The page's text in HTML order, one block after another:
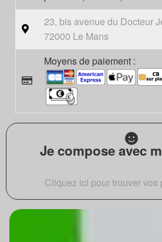
23, bis avenue du Docteur
72000 Le Mans
Moyens de paiement :
Je compose avec
Cliquez ici pour trouver vos